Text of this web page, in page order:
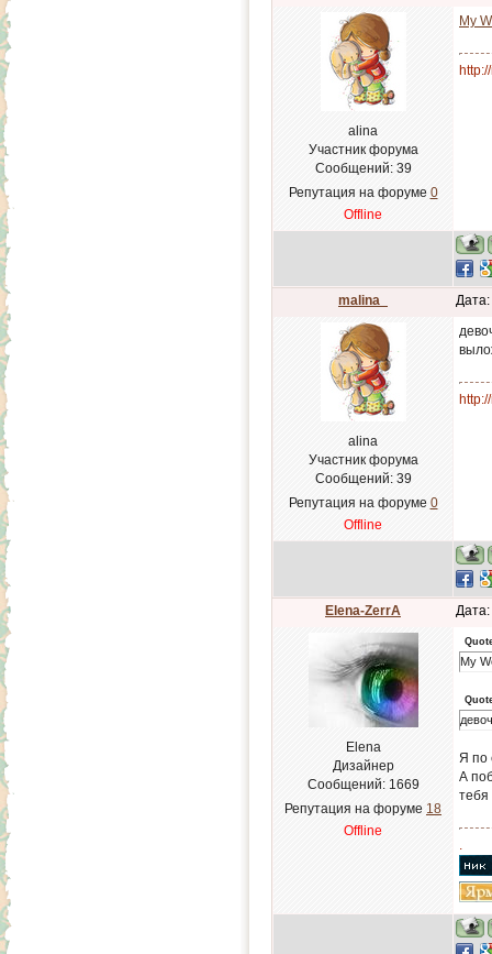
alina
Участник форума
Сообщений: 39
Репутация на форуме 0
Offline
My
malina_
alina
Участник форума
Сообщений: 39
Репутация на форуме 0
Offline
Elena-ZerrA
Elena
Дизайнер
Сообщений: 1669
Репутация на форуме 18
Offline
My
Я по
А
тебя
.